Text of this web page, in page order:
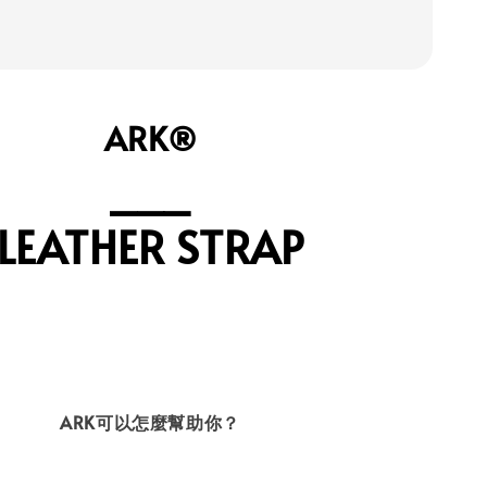
ARK®
STRAP
ARK可以怎麼幫助你？